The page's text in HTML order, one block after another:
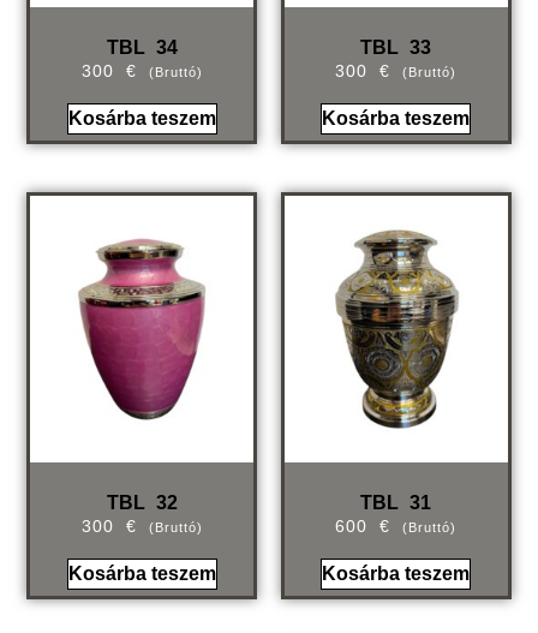
TBL 34
300 € (bruttó)
Kosárba teszem
TBL 33
300€ (bruttó)
Kosárba teszem
TBL 32
300 € (bruttó)
Kosárba teszem
TBL 31
600€ (bruttó)
Kosárba teszem